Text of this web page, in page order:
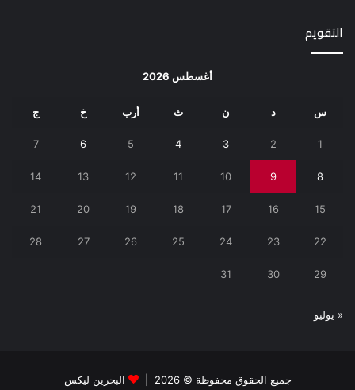
التقويم
أغسطس 2026
س د ن ث أرب خ ج
1
2
3
4
5
6
7
8
9
10
11
12
13
14
15
16
17
18
19
20
21
22
23
24
25
26
27
28
29
30
31
« يوليو
جميع الحقوق محفوظة © 2026 | البحرين ليكس